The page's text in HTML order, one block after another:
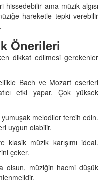
hissedebilir ama müzik algısı
müziğe hareketle tepki verebilir
Önerileri
dikkat edilmesi gerekenler
Bach ve Mozart eserleri
etki yapar. Çok yüksek
yumuşak melodiler tercih edin.
uygun olabilir.
klasik müzik karışımı ideal.
çeker.
olsun, müziğin hacmi düşük